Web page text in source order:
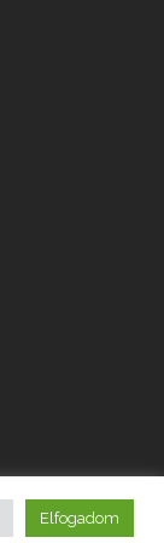
Elfogadom